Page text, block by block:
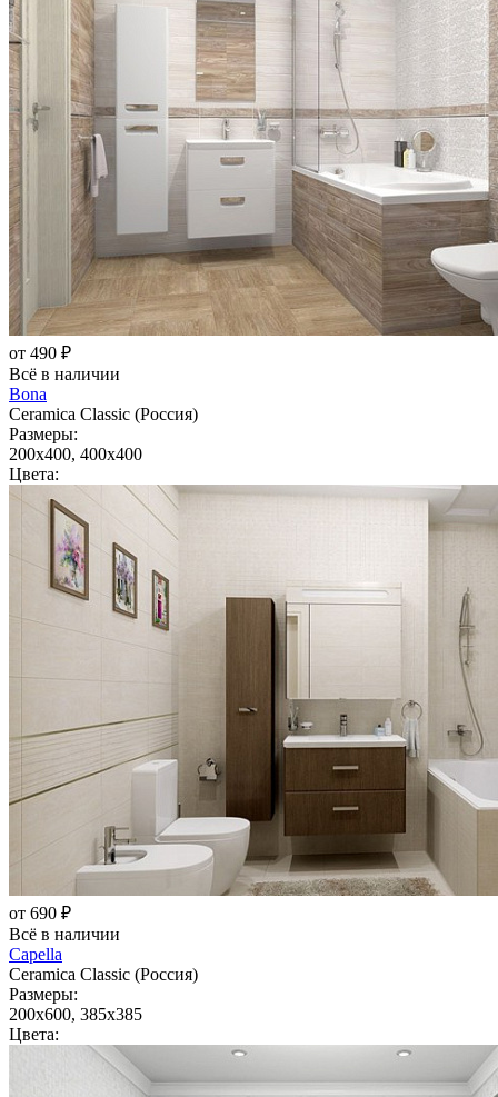
от 490 ₽
Всё в наличии
Bona
Ceramica Classic (Россия)
Размеры:
200x400, 400x400
Цвета:
от 690 ₽
Всё в наличии
Capella
Ceramica Classic (Россия)
Размеры:
200x600, 385x385
Цвета: